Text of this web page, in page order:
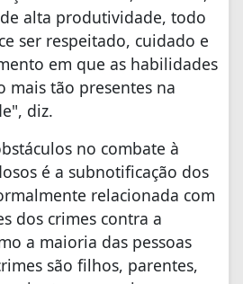
alta produtividade, todo
ser respeitado, cuidado e
em que as habilidades
mais tão presentes na
diz.
no combate à
é a subnotificação dos
relacionada com
dos crimes contra a
a maioria das pessoas
são filhos, parentes,